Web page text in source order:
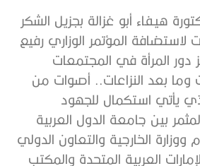
هيفاء أبو غزالة بجزيل الشكر
لاستضافة المؤتمر الوزاري رفيع
دور المرأة في المجتمعات
وما بعد النزاعات.. أصوات من
يأتي استكمال للجهود
بين جامعة الدول العربية
ووزارة الخارجية والتعاون الدولي
العربية المتحدة والمكتب